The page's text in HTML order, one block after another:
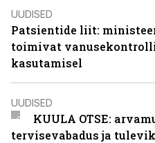
UUDISED
Patsientide liit:
toimivat
kasutamisel
UUDISED
KUULA OTSE:
tervisevabadus ja